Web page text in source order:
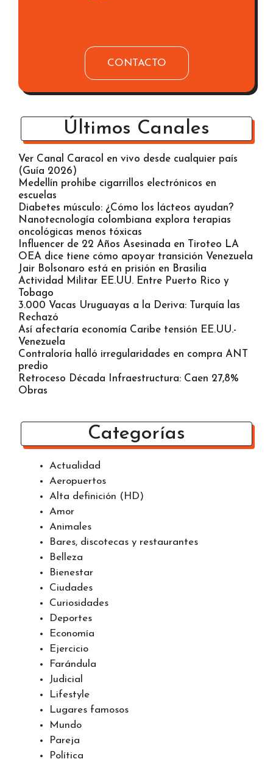
CONTACTO
Últimos Canales
Ver Canal Caracol en vivo desde cualquier país
(Guía 2026)
Medellín prohíbe cigarrillos electrónicos en
escuelas
Diabetes músculo: ¿Cómo los lácteos ayudan?
Nanotecnología colombiana explora terapias
oncológicas menos tóxicas
Influencer de 22 Años Asesinada en Tiroteo LA
OEA dice tiene cómo apoyar transición Venezuela
Jair Bolsonaro está en prisión en Brasilia
Actividad Militar EE.UU. Entre Puerto Rico y
Tobago
3.000 Vacas Uruguayas a la Deriva: Turquía las
Rechazó
Así afectaría economía Caribe tensión EE.UU.-
Venezuela
Contraloría halló irregularidades en compra ANT
predio
Retroceso Década Infraestructura: Caen 27,8%
Obras
Categorías
Actualidad
Aeropuertos
Alta definición (HD)
Amor
Animales
Bares, discotecas y restaurantes
Belleza
Bienestar
Ciudades
Curiosidades
Deportes
Economía
Ejercicio
Farándula
Judicial
Lifestyle
Lugares famosos
Mundo
Pareja
Política